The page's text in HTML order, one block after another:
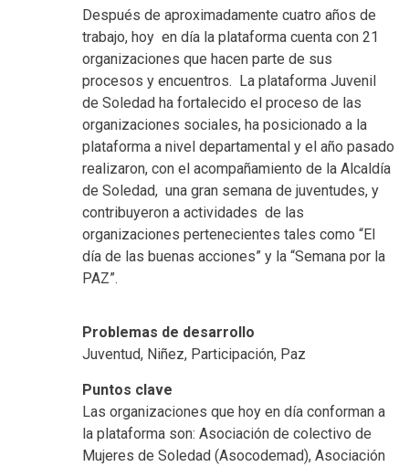
Después de aproximadamente cuatro años de
trabajo, hoy en día la plataforma cuenta con 21
organizaciones que hacen parte de sus
procesos y encuentros. La plataforma Juvenil
de Soledad ha fortalecido el proceso de las
organizaciones sociales, ha posicionado a la
plataforma a nivel departamental y el año pasado
realizaron, con el acompañamiento de la Alcaldía
de Soledad, una gran semana de juventudes, y
contribuyeron a actividades de las
organizaciones pertenecientes tales como “El
día de las buenas acciones” y la “Semana por la
PAZ”.
Problemas de desarrollo
Juventud, Niñez, Participación, Paz
Puntos clave
Las organizaciones que hoy en día conforman a
la plataforma son: Asociación de colectivo de
Mujeres de Soledad (Asocodemad), Asociación